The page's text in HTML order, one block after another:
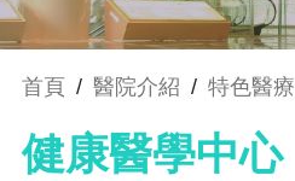
首頁 / 醫院介紹 / 特色醫療
健康醫學中心